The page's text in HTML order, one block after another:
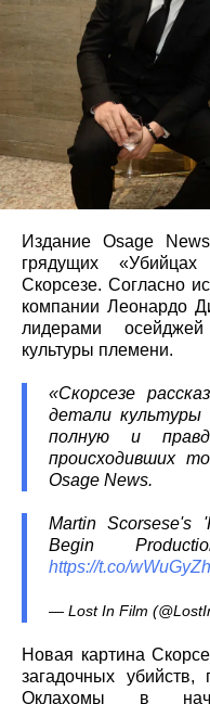
Издание Osage
грядущих
Скорсезе. Согласно
компании Леонардо
лидерами
культуры племени.
«Скорсезе
детали культуры
полную и
происходивших
Osage News.
Martin Scorsese's
Begin
https://t.co/
— Lost In Film
Новая картина
загадочных
Оклахомы в